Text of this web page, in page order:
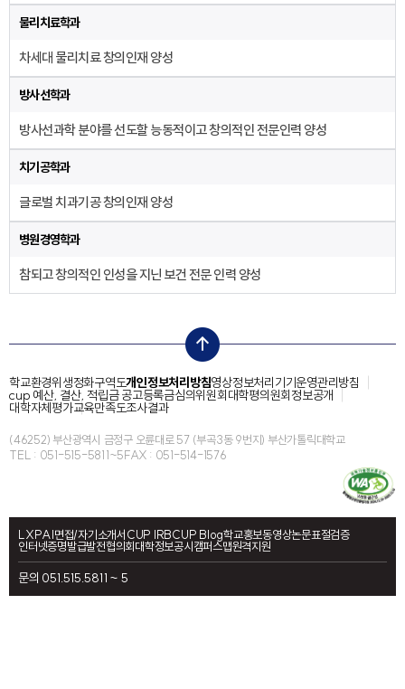
물리치료학과
차세대 물리치료 창의인재 양성
방사선학과
방사선과학 분야를 선도할 능동적이고 창의적인 전문인력 양성
치기공학과
글로벌 치과기공 창의인재 양성
병원경영학과
참되고 창의적인 인성을 지닌 보건 전문 인력 양성
top
학교환경위생정화구역도개인정보처리방침영상정보처리기기운영관리방침
cup 예산, 결산, 적립금 공고등록금심의위원회대학평의원회정보공개
대학자체평가교육만족도조사결과
(46252) 부산광역시 금정구 오륜대로 57 (부곡3동 9번지) 부산가톨릭대학교
TEL : 051-515-5811~5FAX : 051-514-1576
LXPAI면접/자기소개서CUP IRBCUP Blog학교홍보동영상논문표절검증
인터넷증명발급발전협의회대학정보공시캠퍼스맵원격지원
문의 051.515.5811 ~ 5